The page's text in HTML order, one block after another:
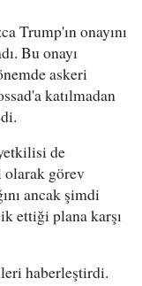
Trump'ın onayını
Bu onayı
askeri
katılmadan
de
olarak görev
ancak şimdi
ettiği plana karşı
haberleştirdi.